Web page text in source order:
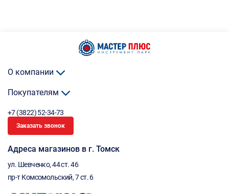
О компании
Покупателям
+7 (3822) 52-34-73
Заказать звонок
Адреса магазинов в г. Томск
ул. Шевченко, 44 ст. 46
пр-т Комсомольский, 7 ст. 6